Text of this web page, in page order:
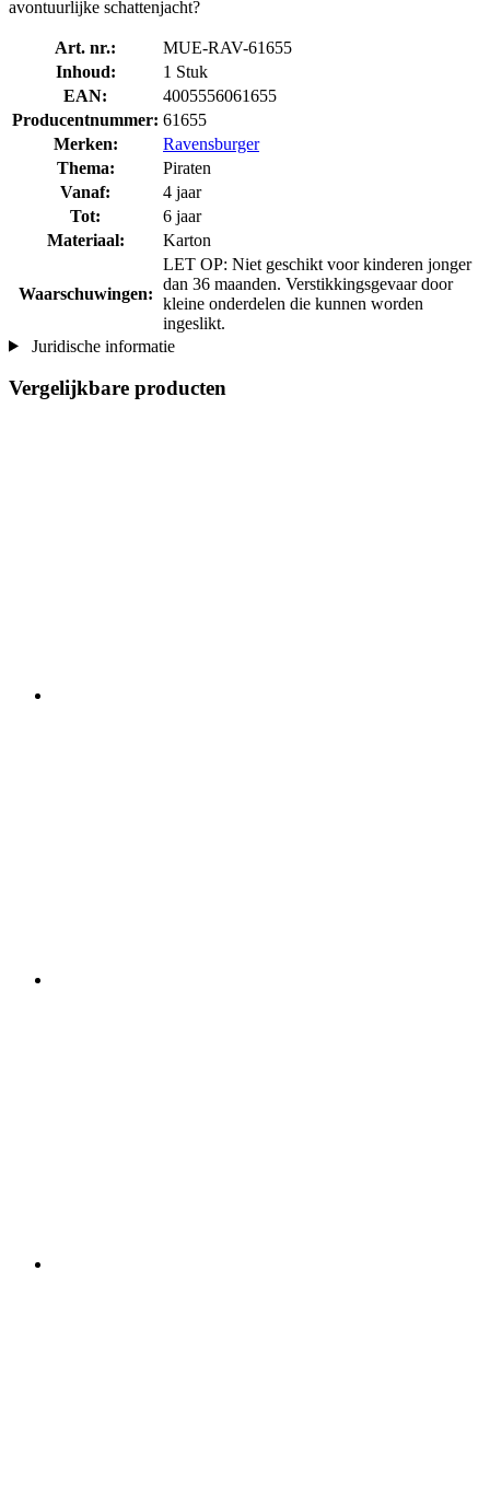
avontuurlijke schattenjacht?
Art. nr.:
MUE-RAV-61655
Inhoud:
1 Stuk
EAN:
4005556061655
Producentnummer: 61655
Merken:
Ravensburger
Thema:
Piraten
Vanaf:
4 jaar
Tot:
6 jaar
Materiaal:
Karton
Waarschuwingen:
LET OP: Niet geschikt voor kinderen jonger
dan 36 maanden. Verstikkingsgevaar door
kleine onderdelen die kunnen worden
ingeslikt.
Juridische informatie
Vergelijkbare producten